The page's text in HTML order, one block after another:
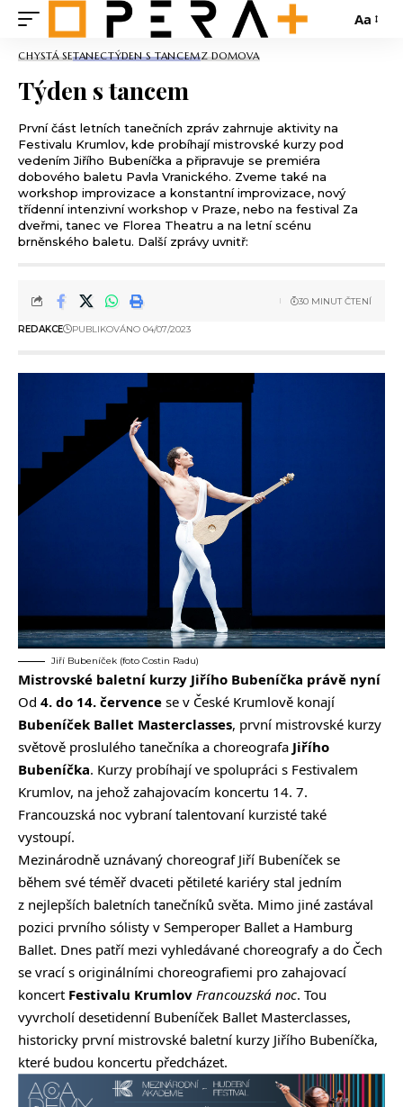
Aa
CHYSTÁ SETANECTÝDEN S TANCEMZ DOMOVA
Týden s tancem
První část letních tanečních zpráv zahrnuje aktivity na
Festivalu Krumlov, kde probíhají mistrovské kurzy pod
vedením Jiřího Bubeníčka a připravuje se premiéra
dobového baletu Pavla Vranického. Zveme také na
workshop improvizace a konstantní improvizace, nový
třídenní intenzivní workshop v Praze, nebo na festival Za
dveřmi, tanec ve Florea Theatru a na letní scénu
brněnského baletu. Další zprávy uvnitř:
REDAKCE PUBLIKOVÁNO 04/07/2023
30 MINUT ČTENÍ
Jiří Bubeníček (foto Costin Radu)
Mistrovské baletní kurzy Jiřího Bubeníčka právě nyní
Od 4. do 14. července se v České Krumlově konají
Bubeníček Ballet Masterclasses, první mistrovské kurzy
světově proslulého tanečníka a choreografa Jiřího
Bubeníčka. Kurzy probíhají ve spolupráci s Festivalem
Krumlov, na jehož zahajovacím koncertu 14. 7.
Francouzská noc vybraní talentovaní kurzisté také
vystoupí.
Mezinárodně uznávaný choreograf Jiří Bubeníček se
během své téměř dvaceti pětileté kariéry stal jedním
z nejlepších baletních tanečníků světa. Mimo jiné zastával
pozici prvního sólisty v Semperoper Ballet a Hamburg
Ballet. Dnes patří mezi vyhledávané choreografy a do Čech
se vrací s originálními choreografiemi pro zahajovací
koncert Festivalu Krumlov Francouzská noc. Tou
vyvrcholí desetidenní Bubeníček Ballet Masterclasses,
historicky první mistrovské baletní kurzy Jiřího Bubeníčka,
které budou koncertu předcházet.